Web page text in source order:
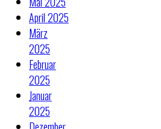
April 2025
März
2025
Februar
2025
Januar
2025